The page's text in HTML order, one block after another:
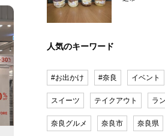
人気のキーワード
#お出かけ #奈良 イベント
スイーツ テイクアウト ラ
奈良グルメ 奈良市 奈良県